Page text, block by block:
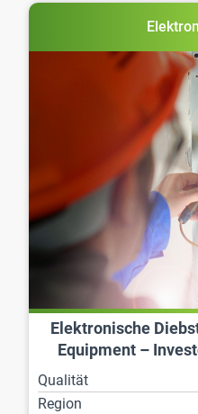
Elektronische
Equipment –
Qualität
Region